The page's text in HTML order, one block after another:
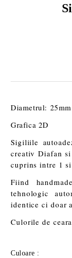
Diametrul: 25mm
Grafica 2D
Sigiliile
creativ Diafan
cuprins intre 1
Fiind
tehnologic
identice ci doar
Culorile de
Culoare :